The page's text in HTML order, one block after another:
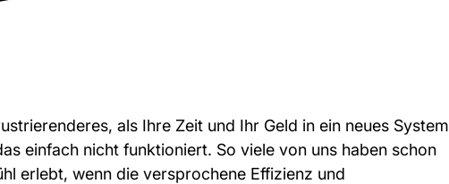
als Ihre Zeit und Ihr Geld in ein neues System
einfach nicht funktioniert. So viele von uns haben schon
erlebt, wenn die versprochene Effizienz und